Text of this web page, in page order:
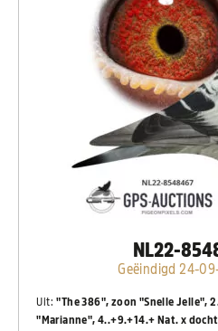
NL22-
Geëindigd 24-
Uit:"The 386", zoon "Snelle Jelle",
"Marianne", 4..+9.+14.+ Nat. x